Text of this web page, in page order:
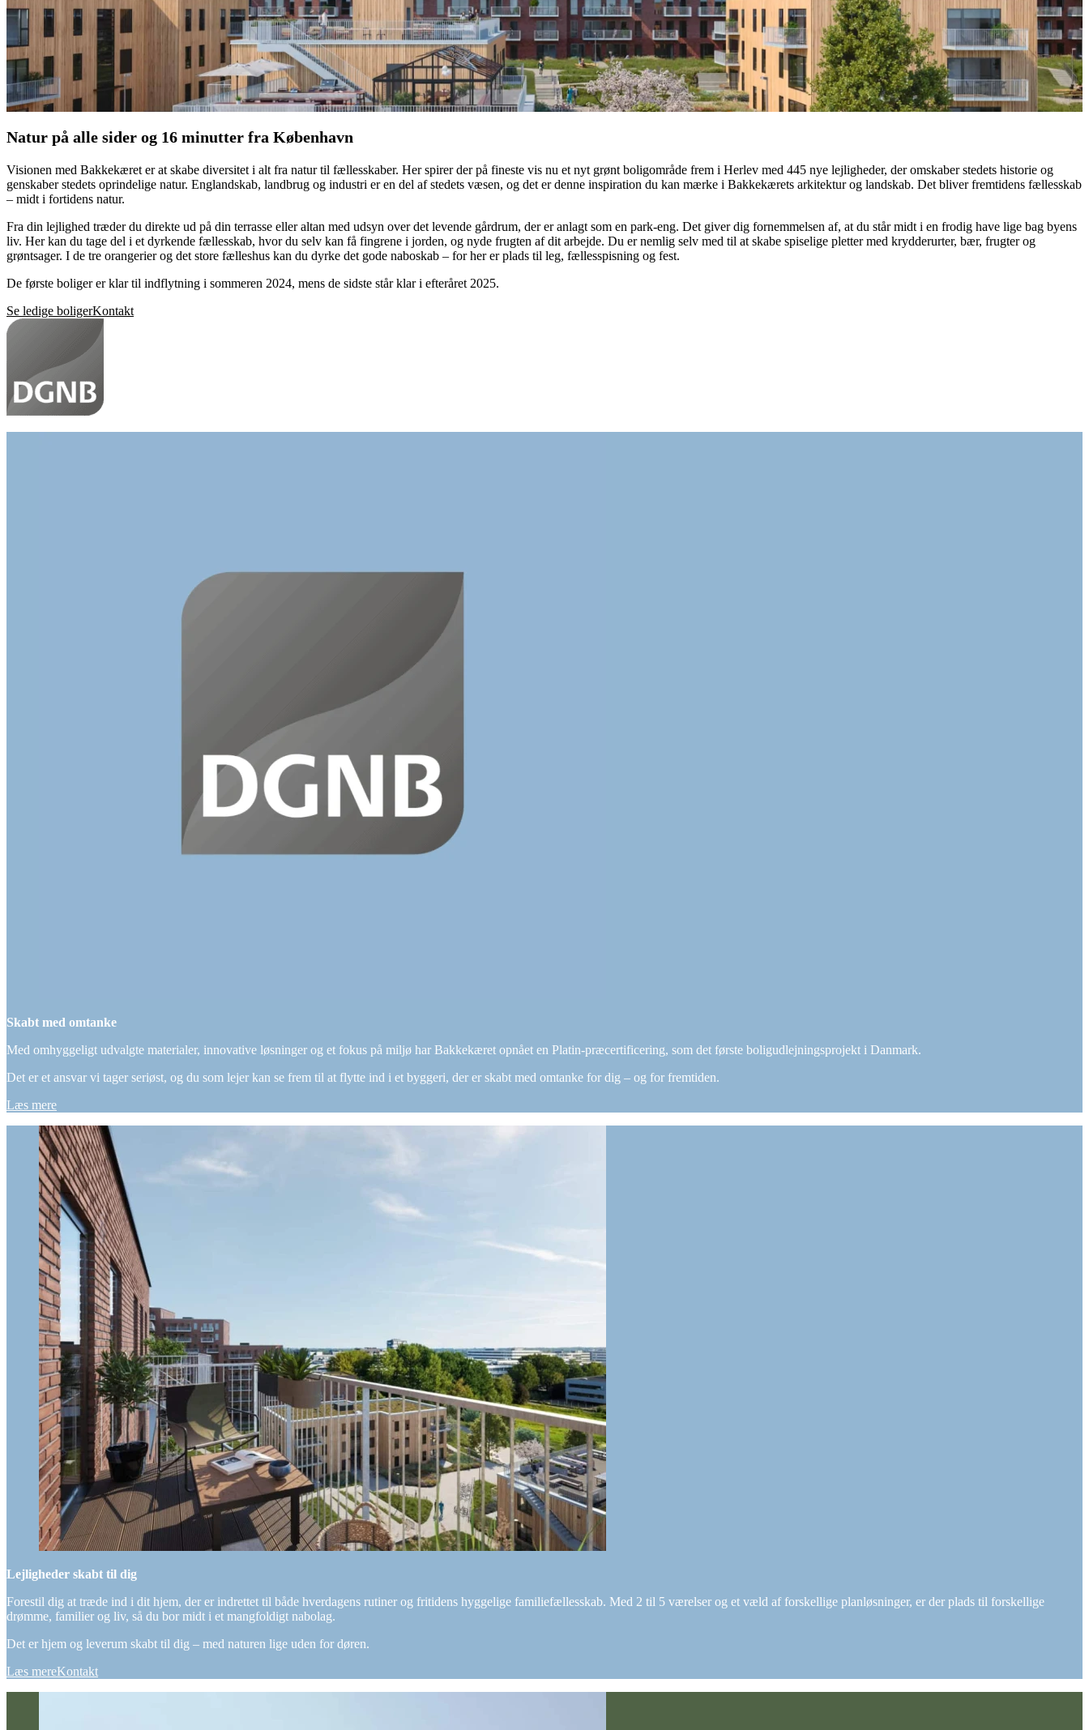
Natur på alle sider og 16 minutter fra København
Visionen med Bakkekæret er at skabe diversitet i alt fra natur til fællesskaber. Her spirer der på fineste vis nu et nyt grønt boligområde frem i Herlev med 445 nye lejligheder, der omskaber stedets historie og
genskaber stedets oprindelige natur. Englandskab, landbrug og industri er en del af stedets væsen, og det er denne inspiration du kan mærke i Bakkekærets arkitektur og landskab. Det bliver fremtidens fællesskab
– midt i fortidens natur.
Fra din lejlighed træder du direkte ud på din terrasse eller altan med udsyn over det levende gårdrum, der er anlagt som en park-eng. Det giver dig fornemmelsen af, at du står midt i en frodig have lige bag byens
liv. Her kan du tage del i et dyrkende fællesskab, hvor du selv kan få fingrene i jorden, og nyde frugten af dit arbejde. Du er nemlig selv med til at skabe spiselige pletter med krydderurter, bær, frugter og
grøntsager. I de tre orangerier og det store fælleshus kan du dyrke det gode naboskab – for her er plads til leg, fællesspisning og fest.
De første boliger er klar til indflytning i sommeren 2024, mens de sidste står klar i efteråret 2025.
Se ledige boligerKontakt
Skabt med omtanke
Med omhyggeligt udvalgte materialer, innovative løsninger og et fokus på miljø har Bakkekæret opnået en Platin-præcertificering, som det første boligudlejningsprojekt i Danmark.
Det er et ansvar vi tager seriøst, og du som lejer kan se frem til at flytte ind i et byggeri, der er skabt med omtanke for dig – og for fremtiden.
Læs mere
Lejligheder skabt til dig
Forestil dig at træde ind i dit hjem, der er indrettet til både hverdagens rutiner og fritidens hyggelige familiefællesskab. Med 2 til 5 værelser og et væld af forskellige planløsninger, er der plads til forskellige
drømme, familier og liv, så du bor midt i et mangfoldigt nabolag.
Det er hjem og leverum skabt til dig – med naturen lige uden for døren.
Læs mereKontakt